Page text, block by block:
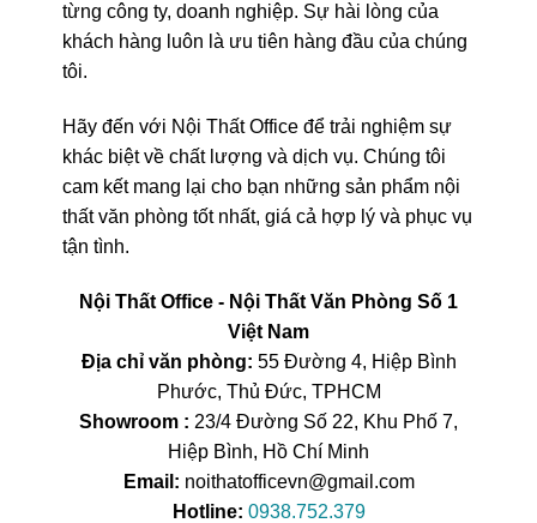
từng công ty, doanh nghiệp. Sự hài lòng của
khách hàng luôn là ưu tiên hàng đầu của chúng
tôi.
Hãy đến với Nội Thất Office để trải nghiệm sự
khác biệt về chất lượng và dịch vụ. Chúng tôi
cam kết mang lại cho bạn những sản phẩm nội
thất văn phòng tốt nhất, giá cả hợp lý và phục vụ
tận tình.
Nội Thất Office - Nội Thất Văn Phòng Số 1
Việt Nam
Địa chỉ văn phòng: 55 Đường 4, Hiệp Bình
Phước, Thủ Đức, TPHCM
Showroom : 23/4 Đường Số 22, Khu Phố 7,
Hiệp Bình, Hồ Chí Minh
Email: noithatofficevn@gmail.com
Hotline: 0938.752.379